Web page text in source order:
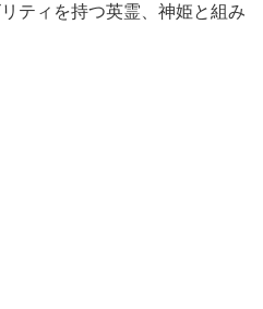
ティを持つ英霊、神姫と組み